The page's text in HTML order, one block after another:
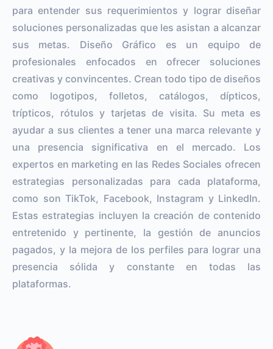
para entender sus requerimientos y lograr diseñar
soluciones personalizadas que les asistan a alcanzar
sus metas. Diseño Gráfico es un equipo de
profesionales enfocados en ofrecer soluciones
creativas y convincentes. Crean todo tipo de diseños
como logotipos, folletos, catálogos, dípticos,
trípticos, rótulos y tarjetas de visita. Su meta es
ayudar a sus clientes a tener una marca relevante y
una presencia significativa en el mercado. Los
expertos en marketing en las Redes Sociales ofrecen
estrategias personalizadas para cada plataforma,
como son TikTok, Facebook, Instagram y LinkedIn.
Estas estrategias incluyen la creación de contenido
entretenido y pertinente, la gestión de anuncios
pagados, y la mejora de los perfiles para lograr una
presencia sólida y constante en todas las
plataformas.